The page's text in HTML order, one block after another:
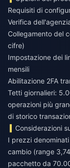
Requisiti di
Verifica
Collegamento del
cifre)
Impostazione dei
mensili
Abilitazione 2FA
Tetti giornalieri:
operazioni più
di storico
Considerazioni
I prezzi
cambio (range
pacchetto da